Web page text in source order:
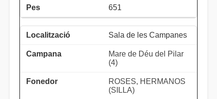
651
Sala de les Campanes
Mare de Déu del Pilar
(4)
ROSES, HERMANOS
(SILLA)